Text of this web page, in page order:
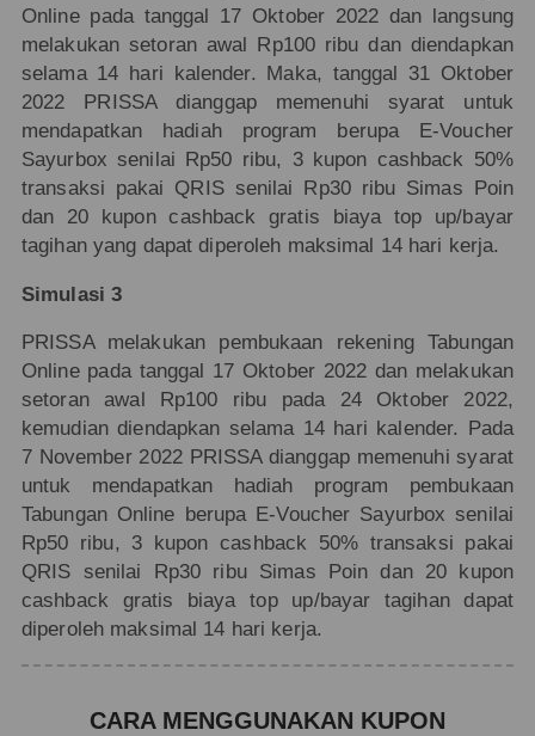
Online pada tanggal 17 Oktober 2022 dan langsung
melakukan setoran awal Rp100 ribu dan diendapkan
selama 14 hari kalender. Maka, tanggal 31 Oktober
2022 PRISSA dianggap memenuhi syarat untuk
mendapatkan hadiah program berupa E-Voucher
Sayurbox senilai Rp50 ribu, 3 kupon cashback 50%
transaksi pakai QRIS senilai Rp30 ribu Simas Poin
dan 20 kupon cashback gratis biaya top up/bayar
tagihan yang dapat diperoleh maksimal 14 hari kerja.
Simulasi 3
PRISSA melakukan pembukaan rekening Tabungan
Online pada tanggal 17 Oktober 2022 dan melakukan
setoran awal Rp100 ribu pada 24 Oktober 2022,
kemudian diendapkan selama 14 hari kalender. Pada
7 November 2022 PRISSA dianggap memenuhi syarat
untuk mendapatkan hadiah program pembukaan
Tabungan Online berupa E-Voucher Sayurbox senilai
Rp50 ribu, 3 kupon cashback 50% transaksi pakai
QRIS senilai Rp30 ribu Simas Poin dan 20 kupon
cashback gratis biaya top up/bayar tagihan dapat
diperoleh maksimal 14 hari kerja.
CARA MENGGUNAKAN KUPON